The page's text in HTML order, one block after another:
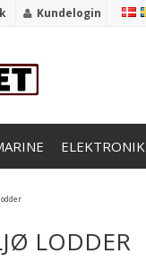
Kundelogin
ELEKTRONIK
LODDER